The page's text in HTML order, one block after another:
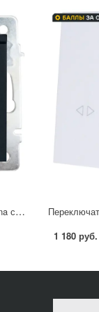
Розетка встраиваемая Lezard Vesna с заземлением с крышкой IP44 цвет черный бархат
1 180 руб.